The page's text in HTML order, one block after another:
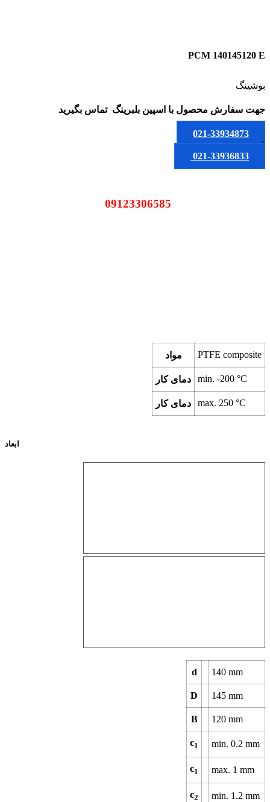
PCM 140145120 E
بوشینگ
جهت سفارش محصول با اسپین بلبرینگ تماس بگیرید
021-33934873
یا
021-33936833
مواد PTFE composite
دمای کار min. -200 °C
دمای کار max. 250 °C
ابعاد
d 140 mm
D 145 mm
B 120 mm
c1 min. 0.2 mm
c1 max. 1 mm
c2 min. 1.2 mm